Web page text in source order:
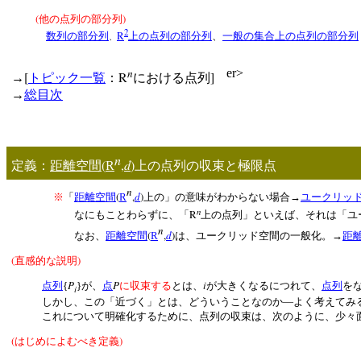
(他の点列の部分列 )
数列の部分列 、 R2上の点列の部分列 、 一般の集合上の点列の部分列
→ [ トピック一覧 ： Rnにおける点列 ]
→総目次
er>
定義： 距離空間(Rn,d) 上の点列の収束と極限点
※ 「 距離空間(Rn,d)上の」の意味がわからない場合→ユークリッ
なにもことわらずに、「 Rn上の点列」といえば、それは「
なお、 距離空間(Rn,d)は、ユークリッド空間の一般化。→ 距
(直感的な説明)
点列 {Pi}が、 点Pに収束する とは、 iが大きくなるにつれて、 点列 を
しかし、この「近づく」とは、どういうことなのか―よく考えてみ
これについて明確化するために、点列の収束は、次のように、少
(はじめによむべき定義)